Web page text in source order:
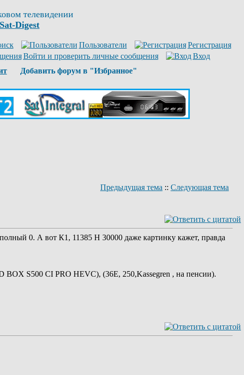
телевидении
Sat-Digest
Пользователи
Регистрация
Войти и проверить личные сообщения
Вход
Добавить форум в "Избранное"
Предыдущая тема :: Следующая тема
0. А вот К1, 11385 Н 30000 даже картинку кажет, правда
BOX S500 CI PRO HEVC), (36E, 250,Kassegren , на пенсии).